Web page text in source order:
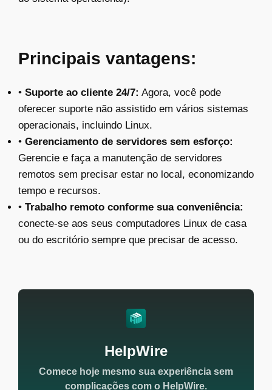
Principais vantagens:
• Suporte ao cliente 24/7: Agora, você pode
oferecer suporte não assistido em vários sistemas
operacionais, incluindo Linux.
• Gerenciamento de servidores sem esforço:
Gerencie e faça a manutenção de servidores
remotos sem precisar estar no local, economizando
tempo e recursos.
• Trabalho remoto conforme sua conveniência:
conecte-se aos seus computadores Linux de casa
ou do escritório sempre que precisar de acesso.
HelpWire
Comece hoje mesmo sua experiência sem
complicações com o HelpWire.